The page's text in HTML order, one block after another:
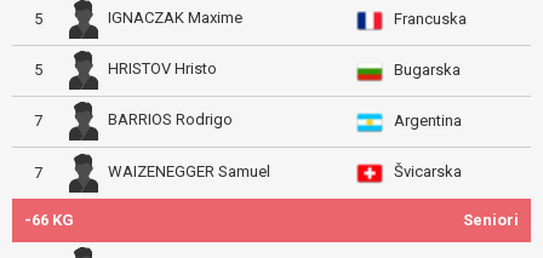
5 IGNACZAK Maxime Francuska
5 HRISTOV Hristo Bugarska
7 BARRIOS Rodrigo Argentina
7 WAIZENEGGER Samuel Švicarska
-66 KG Seniori